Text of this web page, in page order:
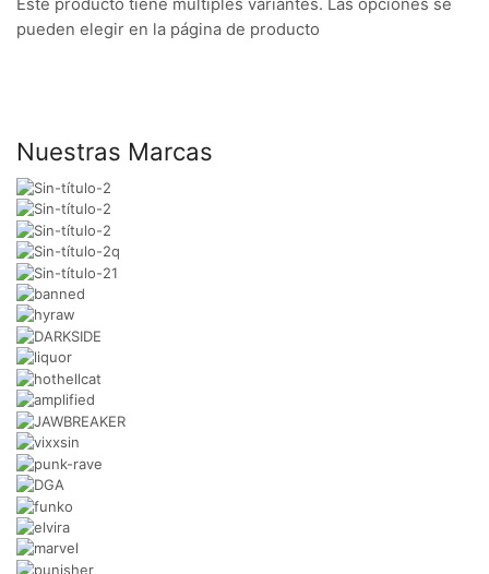
pueden elegir en la página de producto
Nuestras Marcas